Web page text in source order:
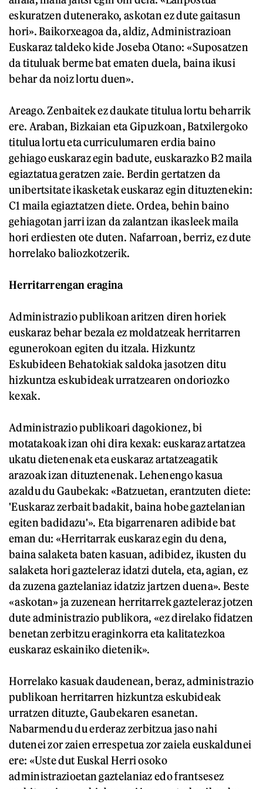
eskuratzen dutenerako, askotan ez dute gaitasun
hori». Baikorxeagoa da, aldiz, Administrazioan
Euskaraz taldeko kide Joseba Otano: «Suposatzen
da tituluak berme bat ematen duela, baina ikusi
behar da noiz lortu duen».
Areago. Zenbaitek ez daukate titulua lortu beharrik
ere. Araban, Bizkaian eta Gipuzkoan, Batxilergoko
titulua lortu eta curriculumaren erdia baino
gehiago euskaraz egin badute, euskarazko B2 maila
egiaztatua geratzen zaie. Berdin gertatzen da
unibertsitate ikasketak euskaraz egin dituztenekin:
C1 maila egiaztatzen diete. Ordea, behin baino
gehiagotan jarri izan da zalantzan ikasleek maila
hori erdiesten ote duten. Nafarroan, berriz, ez dute
horrelako baliozkotzerik.
Herritarrengan eragina
Administrazio publikoan aritzen diren horiek
euskaraz behar bezala ez moldatzeak herritarren
egunerokoan egiten du itzala. Hizkuntz
Eskubideen Behatokiak saldoka jasotzen ditu
hizkuntza eskubideak urratzearen ondoriozko
kexak.
Administrazio publikoari dagokionez, bi
motatakoak izan ohi dira kexak: euskaraz artatzea
ukatu dietenenak eta euskaraz artatzeagatik
arazoak izan dituztenenak. Lehenengo kasua
azaldu du Gaubekak: «Batzuetan, erantzuten diete:
'Euskaraz zerbait badakit, baina hobe gaztelanian
egiten badidazu'». Eta bigarrenaren adibide bat
eman du: «Herritarrak euskaraz egin du dena,
baina salaketa baten kasuan, adibidez, ikusten du
salaketa hori gazteleraz idatzi dutela, eta, agian, ez
da zuzena gaztelaniaz idatziz jartzen duena». Beste
«askotan» ja zuzenean herritarrek gazteleraz jotzen
dute administrazio publikora, «ez direlako fidatzen
benetan zerbitzu eraginkorra eta kalitatezkoa
euskaraz eskainiko dietenik».
Horrelako kasuak daudenean, beraz, administrazio
publikoan herritarren hizkuntza eskubideak
urratzen dituzte, Gaubekaren esanetan.
Nabarmendu du erderaz zerbitzua jaso nahi
dutenei zor zaien errespetua zor zaiela euskaldunei
ere: «Uste dut Euskal Herri osoko
administrazioetan gaztelaniaz edo frantsesez